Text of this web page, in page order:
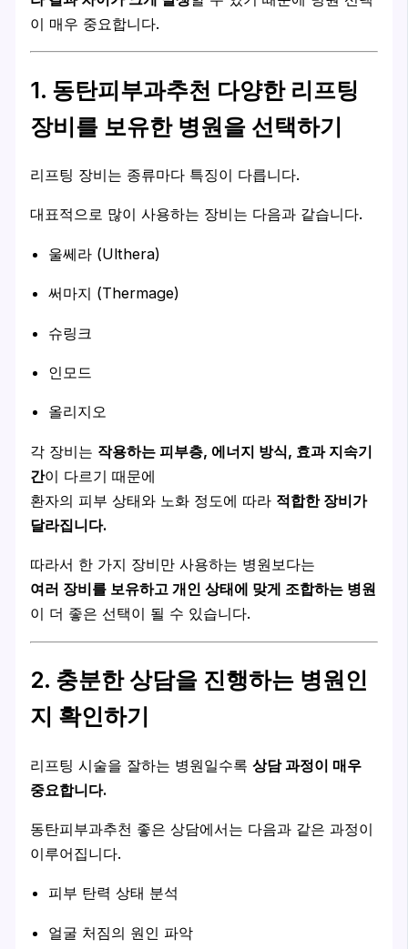
이 매우 중요합니다.
1. 동탄피부과추천 다양한 리프팅
장비를 보유한 병원을 선택하기
리프팅 장비는 종류마다 특징이 다릅니다.
대표적으로 많이 사용하는 장비는 다음과 같습니다.
울쎄라 (Ulthera)
써마지 (Thermage)
슈링크
인모드
올리지오
각 장비는 작용하는 피부층, 에너지 방식, 효과 지속기
간이 다르기 때문에
환자의 피부 상태와 노화 정도에 따라 적합한 장비가
달라집니다.
따라서 한 가지 장비만 사용하는 병원보다는
여러 장비를 보유하고 개인 상태에 맞게 조합하는 병원
이 더 좋은 선택이 될 수 있습니다.
2. 충분한 상담을 진행하는 병원인
지 확인하기
리프팅 시술을 잘하는 병원일수록상담 과정이 매우
중요합니다.
동탄피부과추천 좋은 상담에서는 다음과 같은 과정이
이루어집니다.
피부 탄력 상태 분석
얼굴 처짐의 원인 파악